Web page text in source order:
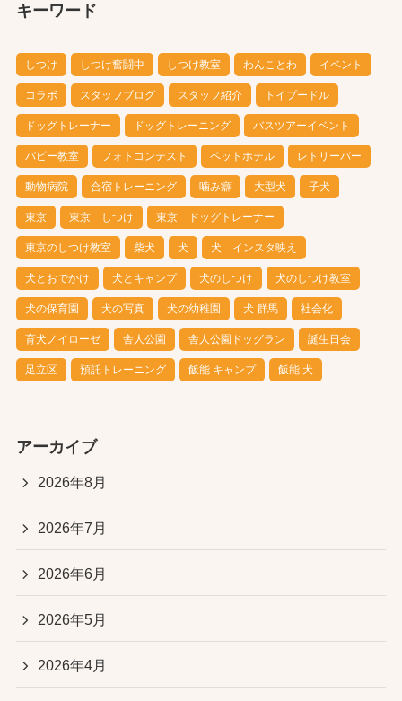
キーワード
しつけ しつけ奮闘中 しつけ教室 わんことわ イベント
コラボ スタッフブログ スタッフ紹介 トイプードル
ドッグトレーナー ドッグトレーニング バスツアーイベント
パピー教室 フォトコンテスト ペットホテル レトリーバー
動物病院 合宿トレーニング 噛み癖 大型犬 子犬
東京 東京 しつけ 東京 ドッグトレーナー
東京のしつけ教室 柴犬 犬 犬 インスタ映え
犬とおでかけ 犬とキャンプ 犬のしつけ 犬のしつけ教室
犬の保育園 犬の写真 犬の幼稚園 犬 群馬 社会化
育犬ノイローゼ 舎人公園 舎人公園ドッグラン 誕生日会
足立区 預託トレーニング 飯能 キャンプ 飯能 犬
アーカイブ
2026年8月
2026年7月
2026年6月
2026年5月
2026年4月